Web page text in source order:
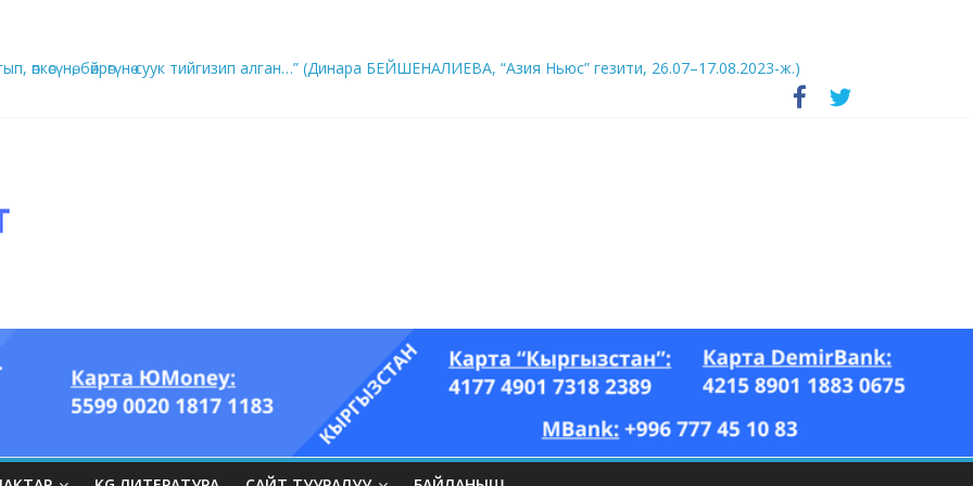
өпкөсүнө, бөйрөгүнө суук тийгизип алган…” (Динара БЕЙШЕНАЛИЕВА, “Азия Ньюс” гезити, 26.07–17.08.2023-ж.)
он үч акындын котормосунда